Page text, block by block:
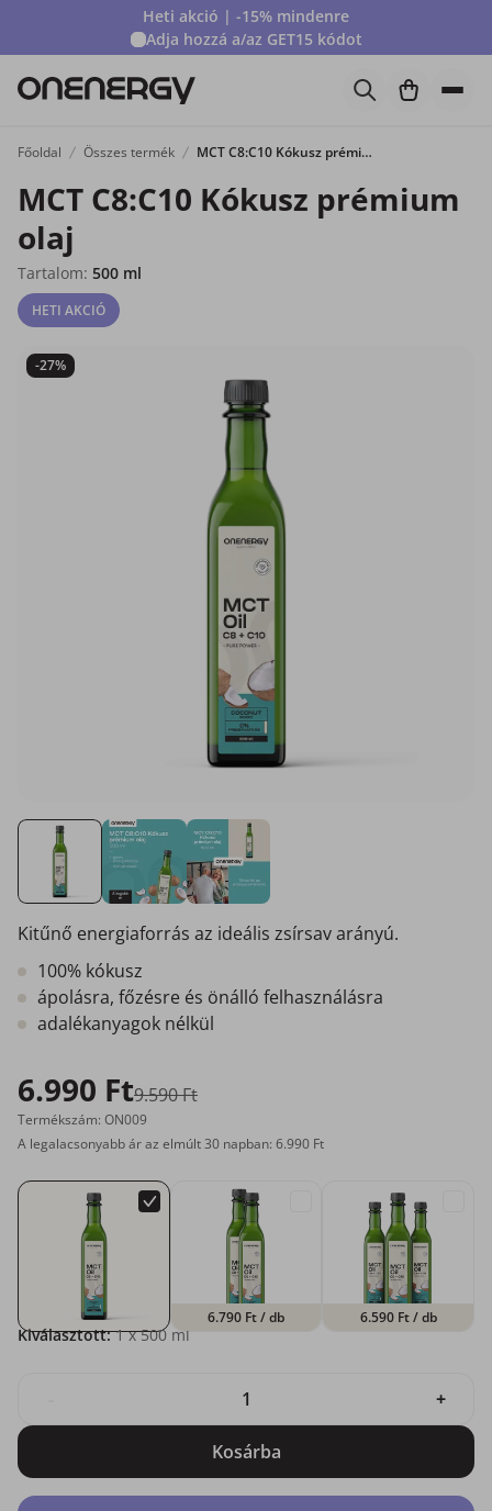
Heti akció | -15% mindenre
Adja hozzá a/az GET15 kódot
Főoldal Összes termék MCT C8:C10 Kókusz prémium olaj
MCT C8:C10 Kókusz prémium
olaj
Tartalom: 500 ml
HETI AKCIÓ
-27%
Kitűnő energiaforrás az ideális zsírsav arányú.
100% kókusz
ápolásra, főzésre és önálló felhasználásra
adalékanyagok nélkül
6.990 Ft9.590 Ft
Termékszám: ON009
A legalacsonyabb ár az elmúlt 30 napban: 6.990 Ft
6.790 Ft/ db 6.590 Ft/ db
Kiválasztott: 1x 500 ml
+
Kosárba